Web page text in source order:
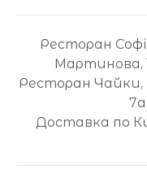
Ресторан
Мартинова,
Ресторан Чайки,
Доставка по